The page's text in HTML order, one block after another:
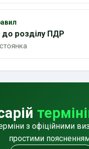
до розділу ПДР
з офіційними
простими